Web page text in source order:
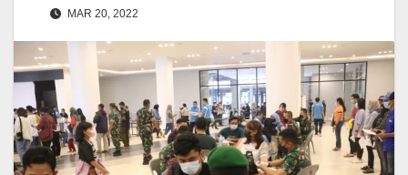
MAR 20, 2022